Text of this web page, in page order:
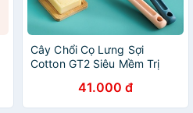
Cây Chổi Cọ Lưng Sợi
Cotton GT2 Siêu Mềm Trị
Công Nghệ Nhật Bản E007
[Rẻ]
41.000 đ